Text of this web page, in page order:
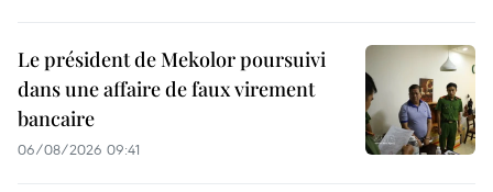
Le président de Mekolor poursuivi
dans une affaire de faux virement
bancaire
06/08/2026 09:41